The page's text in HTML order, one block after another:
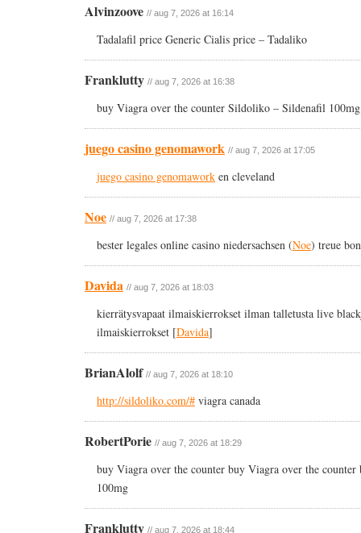
Alvinzoove // aug 7, 2026 at 16:14
Tadalafil price Generic Cialis price – Tadaliko
Franklutty // aug 7, 2026 at 16:38
buy Viagra over the counter Sildoliko – Sildenafil
juego casino genomawork // aug 7, 2026 at 17:05
juego casino genomawork en cleveland
Noe // aug 7, 2026 at 17:38
bester legales online casino niedersachsen (Noe) treue
Davida // aug 7, 2026 at 18:03
kierrätysvapaat ilmaiskierrokset ilman talletusta live
ilmaiskierrokset [Davida]
BrianAlolf // aug 7, 2026 at 18:10
http://sildoliko.com/# viagra canada
RobertPorie // aug 7, 2026 at 18:29
buy Viagra over the counter buy Viagra over the counter
100mg
Franklutty // aug 7, 2026 at 18:44